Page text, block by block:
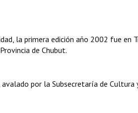
la primera edición año 2002 fue en
de Chubut.
por la Subsecretaría de Cultura